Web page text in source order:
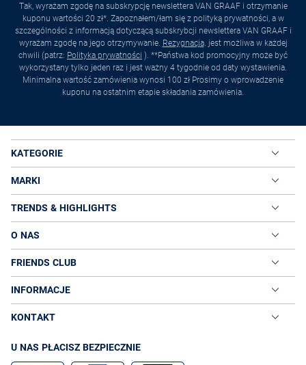
Tak, wyrażam zgodę na subskrypcję newslettera VAN GRAAF i otrzymanie
kuponu wartości 20 zł*. Zapoznałem/łam się z polityką prywatności, a w
szczególności z informacją dotyczącą subskrybcji newslettera VAN GRAAF i
wyrażam zgodę na jego otrzymywanie. Rezygnacja. jest możliwa w każdej
chwili (patrz: Polityka prywatności ). **Państwa kod promocyjny może być
wykorzystany tylko jeden raz i jest ważny 4 tygodnie od daty wystawienia.
Minimalna wartość zamówienia wynosi 100 zł Prosimy o wprowadzenie
kuponu na ostatnim etapie składania zamówienia.
KATEGORIE
MARKI
TRENDS & HIGHLIGHTS
O NAS
FRIENDS CLUB
INFORMACJE
KONTAKT
U NAS PŁACISZ BEZPIECZNIE